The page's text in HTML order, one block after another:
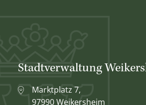
Stadtverwaltung
Marktplatz 7,
97990 Weikersheim